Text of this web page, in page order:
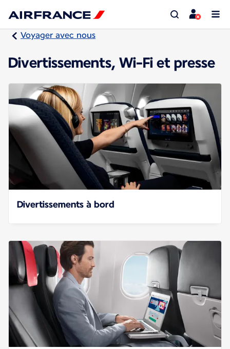
Voyager avec nous
Divertissements, Wi-Fi et presse
Divertissements à bord